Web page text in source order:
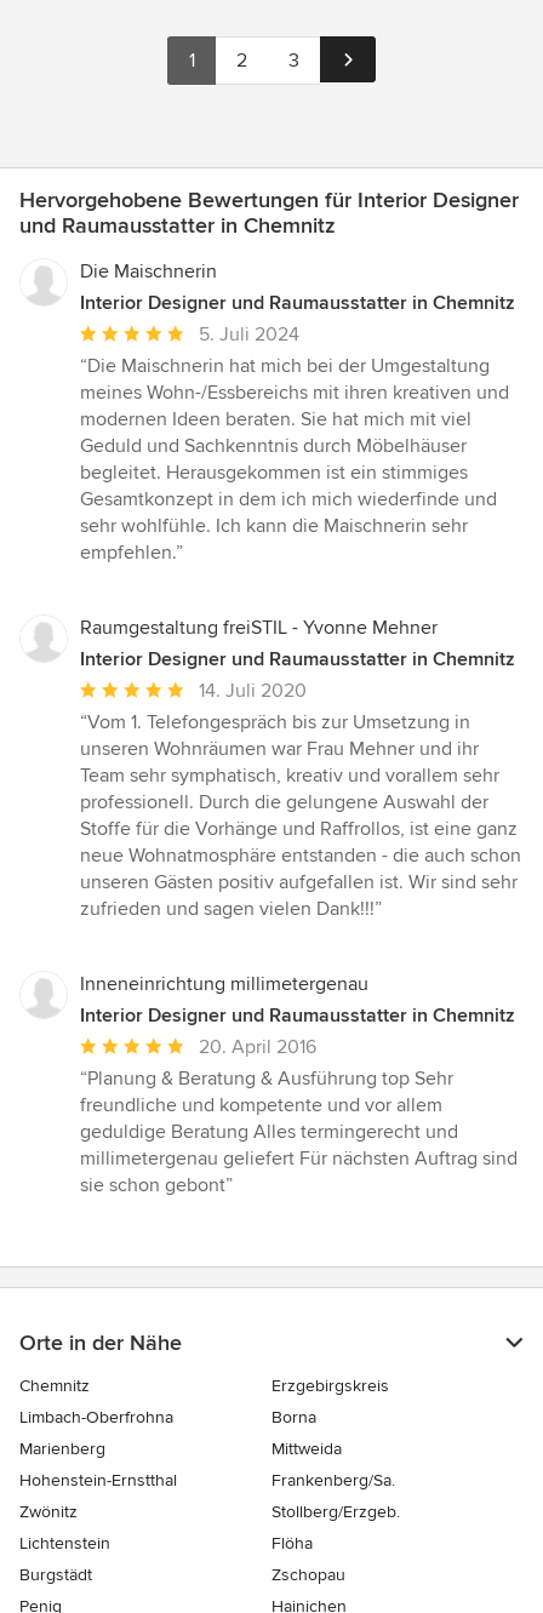
1 2 3
Hervorgehobene Bewertungen für Interior Designer
und Raumausstatter in Chemnitz
Die Maischnerin
Interior Designer und Raumausstatter in Chemnitz
Durchschnittliche
Bewertung:
5
von
5
Sternen
5. Juli 2024
“Die Maischnerin hat mich bei der Umgestaltung
meines Wohn-/Essbereichs mit ihren kreativen und
modernen Ideen beraten. Sie hat mich mit viel
Geduld und Sachkenntnis durch Möbelhäuser
begleitet. Herausgekommen ist ein stimmiges
Gesamtkonzept in dem ich mich wiederfinde und
sehr wohlfühle. Ich kann die Maischnerin sehr
empfehlen.”
Raumgestaltung freiSTIL - Yvonne Mehner
Interior Designer und Raumausstatter in Chemnitz
Durchschnittliche
Bewertung:
5
von
5
Sternen
14. Juli 2020
“Vom 1. Telefongespräch bis zur Umsetzung in
unseren Wohnräumen war Frau Mehner und ihr
Team sehr symphatisch, kreativ und vorallem sehr
professionell. Durch die gelungene Auswahl der
Stoffe für die Vorhänge und Raffrollos, ist eine ganz
neue Wohnatmosphäre entstanden - die auch schon
unseren Gästen positiv aufgefallen ist. Wir sind sehr
zufrieden und sagen vielen Dank!!!”
Inneneinrichtung millimetergenau
Interior Designer und Raumausstatter in Chemnitz
Durchschnittliche
Bewertung:
5
von
5
Sternen
20. April 2016
“Planung & Beratung & Ausführung top Sehr
freundliche und kompetente und vor allem
geduldige Beratung Alles termingerecht und
millimetergenau geliefert Für nächsten Auftrag sind
sie schon gebont”
Orte in der Nähe
Chemnitz
Erzgebirgskreis
Limbach-Oberfrohna
Borna
Marienberg
Mittweida
Hohenstein-Ernstthal
Frankenberg/Sa.
Zwönitz
Stollberg/Erzgeb.
Lichtenstein
Flöha
Burgstädt
Zschopau
Penig
Hainichen